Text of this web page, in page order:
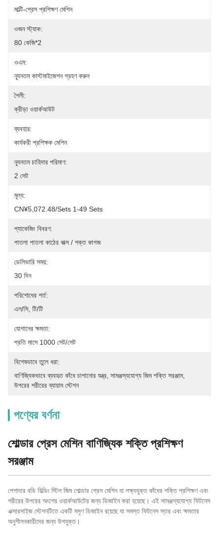
মাল্টি-প্রেস প্রশিক্ষণ মেশিন
ওজন স্ট্যাক:
80 কেজি*2
ওএম:
ন্যূনতম কাস্টমাইজেশন গ্রহণ করুন
শৈলী:
ক্রীড়া ওয়ার্কআউট
ব্যবহার:
কার্যকরী প্রশিক্ষক মেশিন
ন্যূনতম চাহিদার পরিমাণ:
2 সেট
মূল্য:
CN¥5,072.48/sets 1-49 Sets
প্যাকেজিং বিবরণ:
পাতলা পাতলা কাঠের বাক্স / শক্ত কাগজ
ডেলিভারি সময়:
30 দিন
পরিশোধের শর্ত:
এল/সি, টি/টি
যোগানের ক্ষমতা:
প্রতি মাসে 1000 সেট/সেট
বিশেষভাবে তুলে ধরা:
বাণিজ্যিকভাবে ব্যবহৃত কাঁধে চাপানোর যন্ত্র সামঞ্জস্যযোগ্য জিম শক্তি সরঞ্জাম,
উপরের শরীরের ব্যায়াম স্টেশন
পণ্যের বর্ণনা
শোল্ডার প্রেস মেশিন বাণিজ্যিক শক্তি প্রশিক্ষণ
সরঞ্জাম
পেশাদার বডি বিল্ডিং স্টিল জিম শোল্ডার প্রেস মেশিন যা লক্ষ্যযুক্ত কাঁধের শক্তি প্রশিক্ষণ এবং
শরীরের উপরের অংশের ওয়ার্কআউটের জন্য ডিজাইন করা হয়েছে। এই সামঞ্জস্যযোগ্য ফিটনেস
এক্সারসাইজ স্টেশনটিতে একটি মসৃণ ডিজাইন রয়েছে যা সমস্ত ফিটনেস স্তর এবং ক্ষমতার
অনুশীলনকারীদের জন্য উপযুক্ত।